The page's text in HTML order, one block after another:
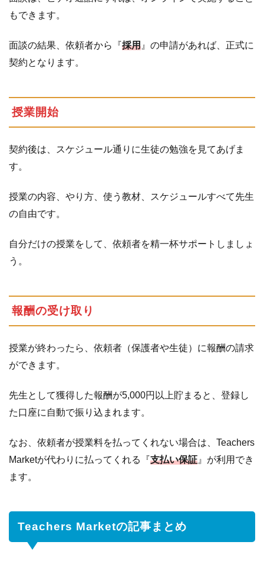
もできます。
面談の結果、依頼者から『採用 』の申請があれば、正式に
契約となります。
授業開始
契約後は、スケジュール通りに生徒の勉強を見てあげま
す。
授業の内容、やり方、使う教材、スケジュールすべて先生
の自由です。
自分だけの授業をして、依頼者を精一杯サポートしましょ
う。
報酬の受け取り
授業が終わったら、依頼者（保護者や生徒）に報酬の請求
ができます。
先生として獲得した報酬が5,000円以上貯まると、登録し
た口座に自動で振り込まれます。
なお、依頼者が授業料を払ってくれない場合は、Teachers
Marketが代わりに払ってくれる『支払い保証 』が利用でき
ます。
Teachers Marketの記事まとめ